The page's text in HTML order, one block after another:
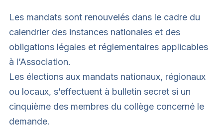
Les mandats sont renouvelés dans le cadre du
calendrier des instances nationales et des
obligations légales et réglementaires applicables
à l’Association.
Les élections aux mandats nationaux, régionaux
ou locaux, s’effectuent à bulletin secret si un
cinquième des membres du collège concerné le
demande.